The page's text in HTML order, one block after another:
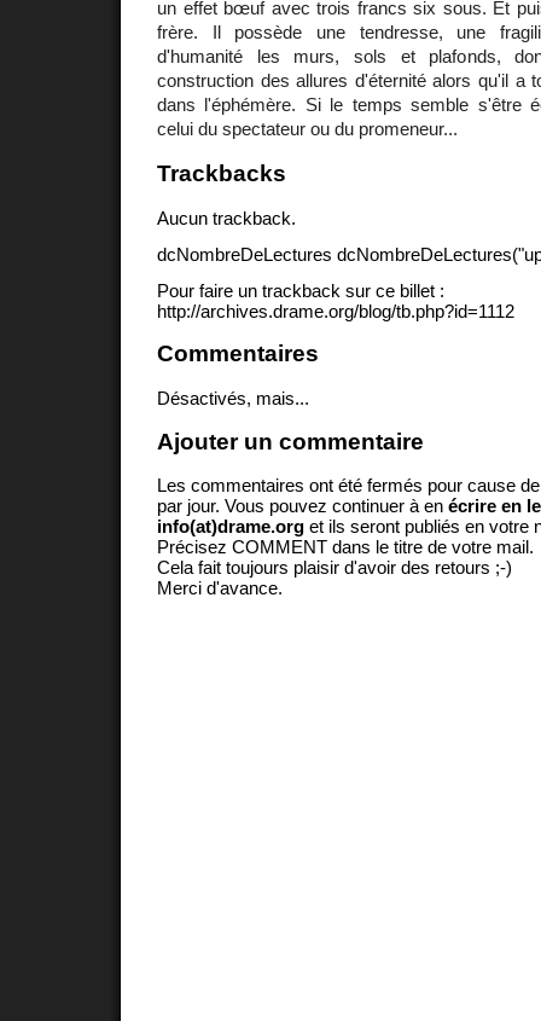
un effet bœuf avec trois francs six sous. Et
frère. Il possède une tendresse, une
d'humanité les murs, sols et plafonds,
construction des allures d'éternité alors qu'il a
dans l'éphémère. Si le temps semble s'être
celui du spectateur ou du promeneur...
Trackbacks
Aucun trackback.
dcNombreDeLectures
Pour faire un trackback sur ce billet :
http://archives.drame.org/blog/tb.php?id=1112
Commentaires
Désactivés, mais...
Ajouter un commentaire
Les commentaires ont été fermés pour cause
par jour. Vous pouvez continuer à en écrire en
info(at)drame.org et ils seront publiés en votre
Précisez COMMENT dans le titre de votre mail.
Cela fait toujours plaisir d'avoir des retours ;-)
Merci d'avance.